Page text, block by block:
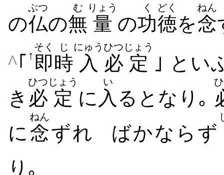
の仏
ぶつ
の無
む
量
りょう
の功
く
徳
どく
を念
ねん
^｢ ↑ 即
そく
時
じ
入
にゅう
必
ひつ
定
じょう
｣ とい
き 必
ひつ
定
じょう
に 入
い
るとなり｡
に 念
ねん
ずれ ばかならず
り｡